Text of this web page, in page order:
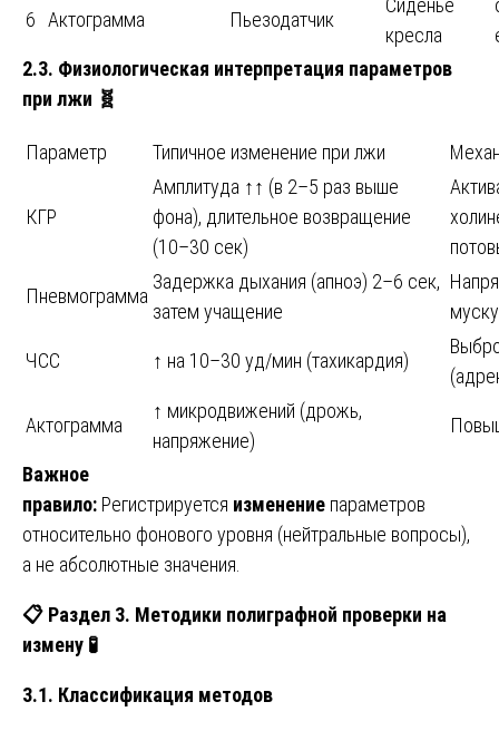
6 Актограмма Пьезодатчик
кресла
2.3. Физиологическая интерпретация параметров
при лжи 🧬
Параметр Типичное изменение при лжи
КГР
Амплитуда ↑↑ (в 2–5 раз выше
фона), длительное возвращение
(10–30 сек)
Пневмограмма
Задержка дыхания (апноэ) 2–6 сек,
затем учащение
ЧСС ↑ на 10–30 уд/мин (тахикардия)
Актограмма
↑ микродвижений (дрожь,
напряжение)
Важное
правило: Регистрируется изменение параметров
относительно фонового уровня (нейтральные вопросы),
а не абсолютные значения.
📋 Раздел 3. Методики полиграфной проверки на
измену 🧪
3.1. Классификация методов